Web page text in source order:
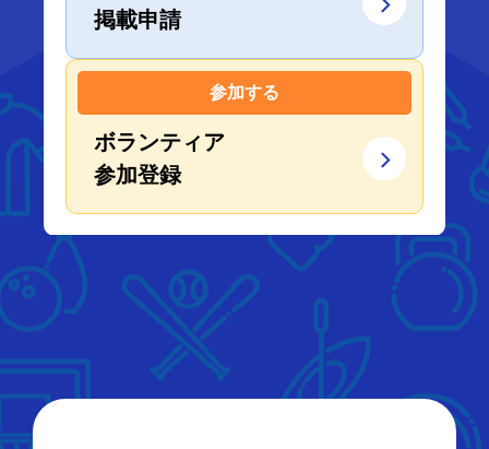
掲載申請
参加する
ボランティア
参加登録